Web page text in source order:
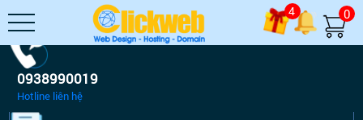
4 0
0938990019
Hotline liên hệ